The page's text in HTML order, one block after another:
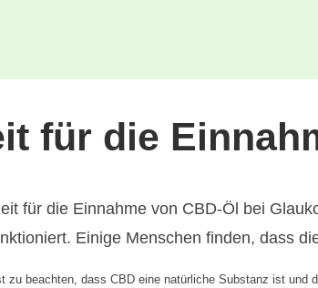
für die
für die Einnahme von CBD-Öl bei
Einige Menschen finden, dass
zu beachten, dass CBD eine natürliche Substanz ist und